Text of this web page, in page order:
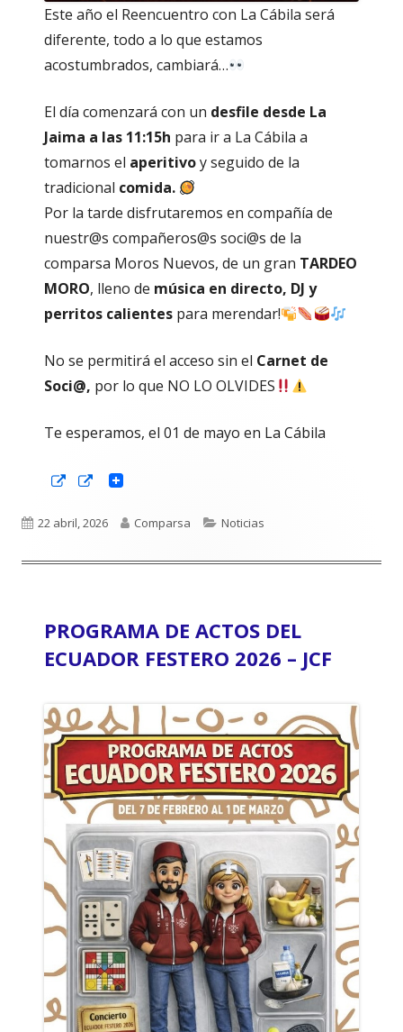
Este año el Reencuentro con La Cábila será
diferente, todo a lo que estamos
acostumbrados, cambiará…
El día comenzará con un desfile desde La
Jaima a las 11:15h para ir a La Cábila a
tomarnos el aperitivoy seguido de la
tradicional comida.
Por la tarde disfrutaremos en compañía de
nuestr@s compañeros@s soci@s de la
comparsa Moros Nuevos, de un gran TARDEO
MORO, lleno de música en directo, DJ y
perritos calientes para merendar!
No se permitirá el acceso sin el Carnet de
Soci@, por lo que NO LO OLVIDES
Te esperamos, el 01 de mayo en La Cábila
Abrir
ventana
Abrir
ventana
Publicado
22 abril, 2026 Autor
Comparsa Categorías
Noticias
PROGRAMA DE ACTOS DEL
ECUADOR FESTERO 2026 – JCF